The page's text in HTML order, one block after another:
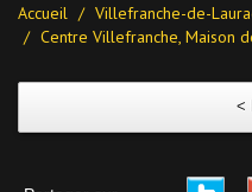
Accueil
Villefranche-de-
Centre Villefranche, Maison
<